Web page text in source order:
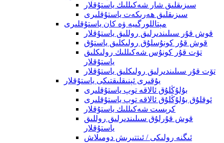
سىزىقلىق شار شەكىللىك ياستۇقلار
سىزىقلىق ھەرىكەت ياستۇقلىرى
مېتاللورگىيە ۋە كان ياستۇقلىرى
قوش قۇر سىلىندىرلىق روللىق ياستۇقلار
قوش قۇر كونۇسلۇق رولىكلىق ياستۇق
تۆت قۇر كونۇس شەكىللىك رولىكلىق
ياستۇقلار
تۆت قۇر سىلىندىرلىق رولىكلىق ياستۇقلار
يۇقىرى ئېنىقلىقتىكى ياستۇقلار
بۇلۇڭلۇق ئالاقە توپ ياستۇقلىرى
ئوقلۇق بۇلۇڭلۇق ئالاقە توپ ياستۇقلىرى
كرېست شەكىللىك ياستۇقلار
قوش قۇرلۇق سىلىندىرلىق روللىق
ياستۇقلار
ئىگنە رولىكى / ئىتتىرىش دومىلاش